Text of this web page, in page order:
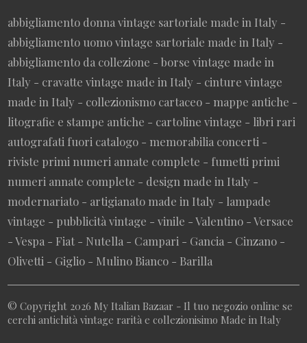
abbigliamento donna vintage sartoriale made in Italy -
abbigliamento uomo vintage sartoriale made in Italy -
abbigliamento da collezione - borse vintage made in
Italy - cravatte vintage made in Italy - cinture vintage
made in Italy - collezionismo cartaceo - mappe antiche -
litografie e stampe antiche - cartoline vintage - libri rari
autografati fuori catalogo - memorabilia concerti -
riviste primi numeri annate complete - fumetti primi
numeri annate complete - design made in Italy -
modernariato - artigianato made in Italy - lampade
vintage - pubblicità vintage - vinile - Valentino - Versace
- Vespa - Fiat - Nutella - Campari - Gancia - Cinzano -
Olivetti - Giglio - Mulino Bianco - Barilla
© Copyright 2026 My Italian Bazaar - Il tuo negozio online se
cerchi antichità vintage rarità e collezionisimo Made in Italy